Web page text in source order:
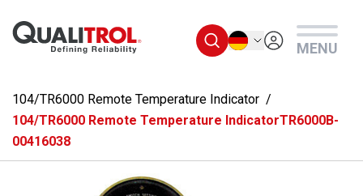
Deutsch
MENU
104/TR6000 Remote Temperature Indicator
104/TR6000 Remote Temperature IndicatorTR6000B-
00416038